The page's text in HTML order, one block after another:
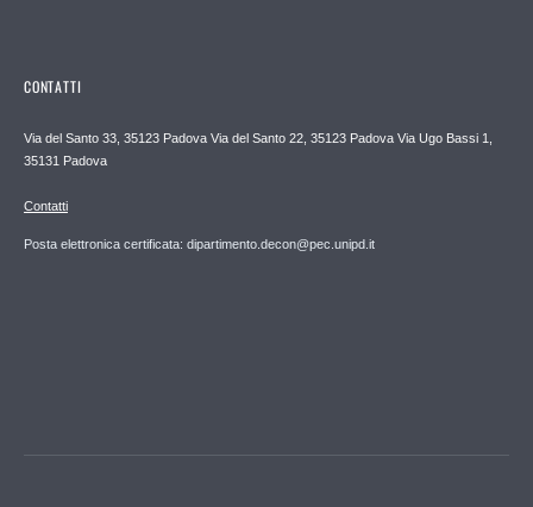
CONTATTI
Via del Santo 33, 35123 Padova Via del Santo 22, 35123 Padova Via Ugo Bassi 1,
35131 Padova
Contatti
Posta elettronica certificata: dipartimento.decon@pec.unipd.it